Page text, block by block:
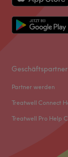
Geschäftspartner
Partner werden
Treatwell Connect
Treatwell Pro Help